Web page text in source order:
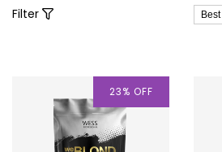
Filter
23% OFF